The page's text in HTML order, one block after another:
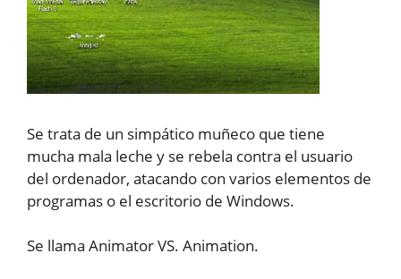
Se trata de un simpático muñeco que tiene
mucha mala leche y se rebela contra el usuario
del ordenador, atacando con varios elementos de
programas o el escritorio de Windows.
Se llama Animator VS. Animation.